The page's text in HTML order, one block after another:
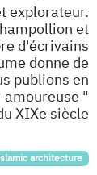
explorateur.
et
d'écrivains
donne de
publions en
"
XIXe siècle.
architecture